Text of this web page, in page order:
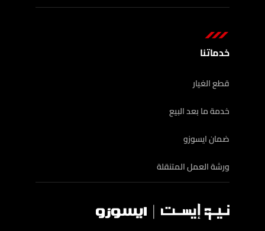
خدماتنا
قطع الغيار
خدمة ما بعد البيع
ضمان ايسوزو
ورشة العمل المتنقلة